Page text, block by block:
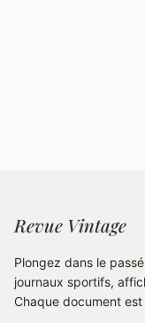
Revue Vintage
Plongez dans le
journaux sportifs,
Chaque document